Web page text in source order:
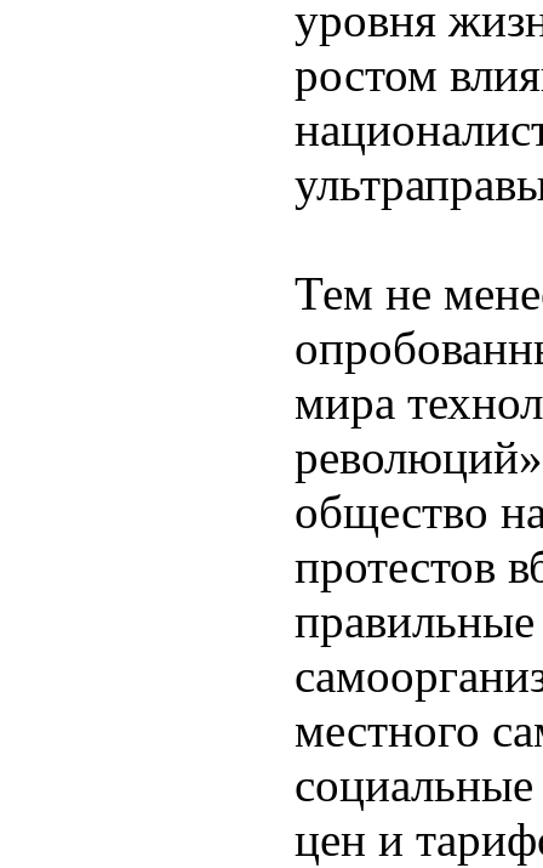
уровня
ростом
Тем не
мира
общество
протестов
местного
цен и